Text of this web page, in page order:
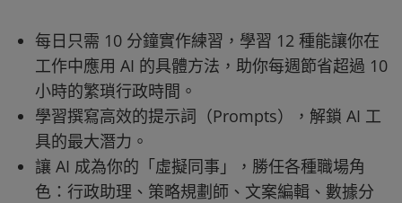
每日只需 10 分鐘實作練習，學習 12 種能讓你在
工作中應用 AI 的具體方法，助你每週節省超過 10
小時的繁瑣行政時間。
學習撰寫高效的提示詞（Prompts），解鎖 AI 工
具的最大潛力。
讓 AI 成為你的「虛擬同事」，勝任各種職場角
色：行政助理、策略規劃師、文案編輯、數據分